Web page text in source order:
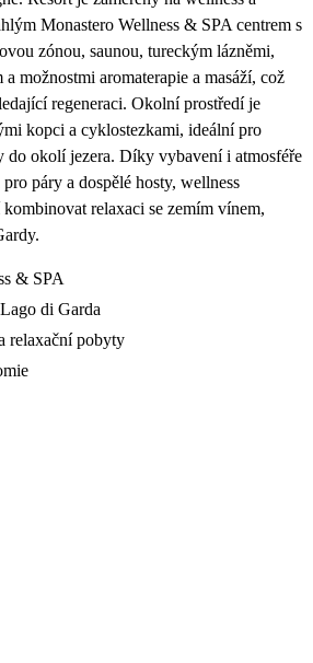
Monastero Wellness & SPA centrem s
zónou, saunou, tureckým lázněmi,
možnostmi aromaterapie a masáží, což
regeneraci. Okolní prostředí je
kopci a cyklostezkami, ideální pro
do okolí jezera. Díky vybavení i atmosféře
páry a dospělé hosty, wellness
relaxaci se zemím vínem,
& SPA
di Garda
relaxační pobyty